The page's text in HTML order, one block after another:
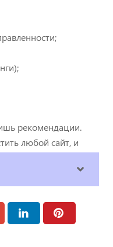
рекомендации.
любой сайт, и